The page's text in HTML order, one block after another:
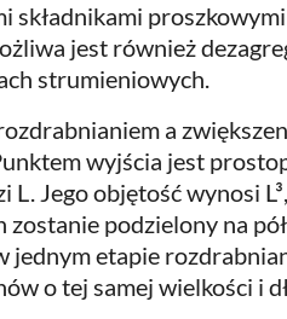
składnikami
jest również
strumieniowych.
a
wyjścia jest
L. Jego objętość wynosi
zostanie podzielony na
jednym etapie
o tej samej wielkości i